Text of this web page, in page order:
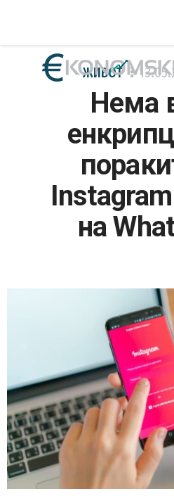
АКТУЕЛНО
ЕКОНОМИЈА
ФИНАНСИИ
БАНКАРСТВО
ЖИВОТ
ЖИВОТ
Нема
на